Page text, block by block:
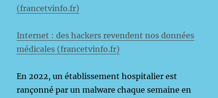
(francetvinfo.fr)
Internet : des hackers revendent nos données
médicales (francetvinfo.fr)
En 2022, un établissement hospitalier est
rançonné par un malware chaque semaine en